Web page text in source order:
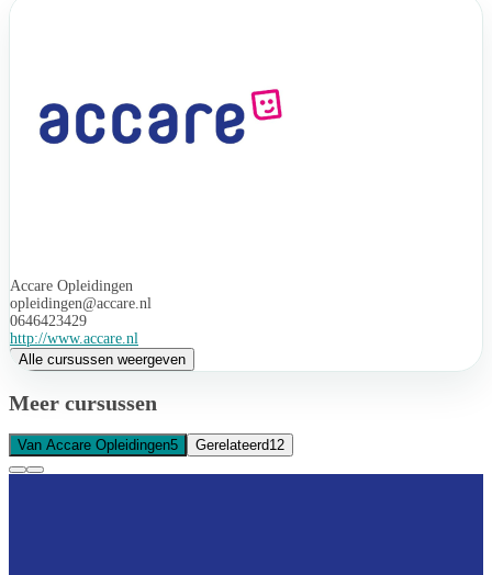
Accare Opleidingen
opleidingen@accare.nl
0646423429
http://www.accare.nl
Alle cursussen weergeven
Meer cursussen
Van Accare Opleidingen5 Gerelateerd12